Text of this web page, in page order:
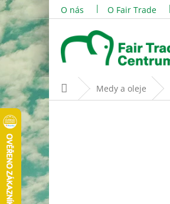
Přejít
na
obsah
O nás O Fair Trade
Domů Medy a oleje